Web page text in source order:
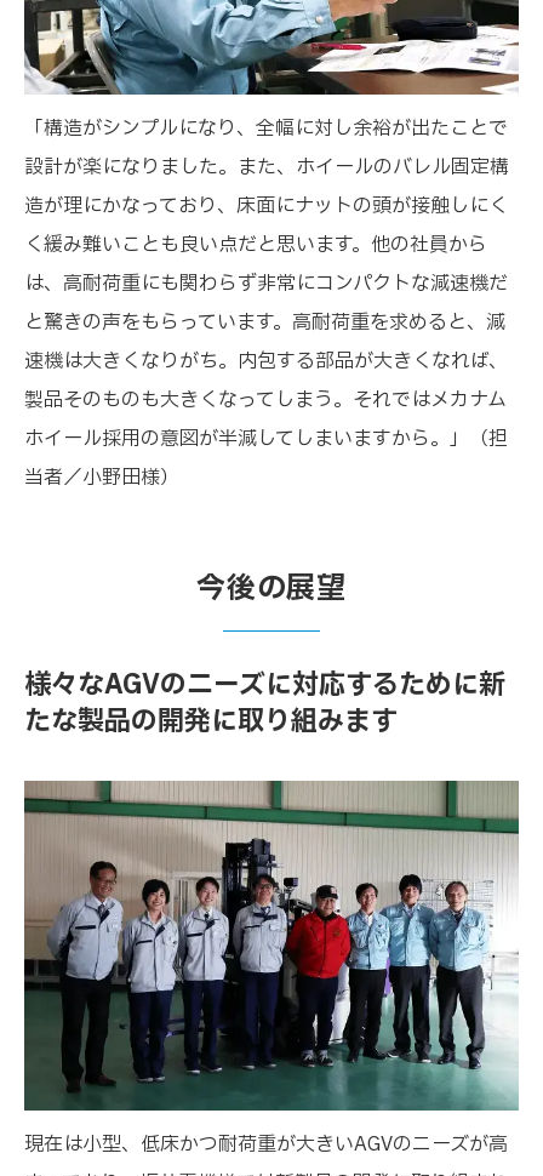
「構造がシンプルになり、全幅に対し余裕が出たことで
設計が楽になりました。また、ホイールのバレル固定構
造が理にかなっており、床面にナットの頭が接触しにく
く緩み難いことも良い点だと思います。他の社員から
は、高耐荷重にも関わらず非常にコンパクトな減速機だ
と驚きの声をもらっています。高耐荷重を求めると、減
速機は大きくなりがち。内包する部品が大きくなれば、
製品そのものも大きくなってしまう。それではメカナム
ホイール採用の意図が半減してしまいますから。」（担
当者／小野田様）
今後の展望
様々なAGVのニーズに対応するために新
たな製品の開発に取り組みます
現在は小型、低床かつ耐荷重が大きいAGVのニーズが高